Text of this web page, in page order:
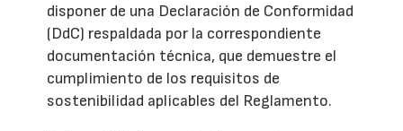
disponer de una Declaración de Conformidad
(DdC) respaldada por la correspondiente
documentación técnica, que demuestre el
cumplimiento de los requisitos de
sostenibilidad aplicables del Reglamento.